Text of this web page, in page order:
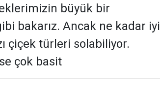
büyük bir
bakarız. Ancak ne kadar iyi
çiçek türleri solabiliyor.
çok basit